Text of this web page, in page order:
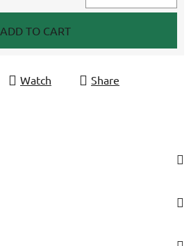
ADD TO CART
Watch Share